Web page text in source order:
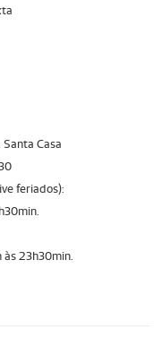
Casa
feriados):
23h30min.